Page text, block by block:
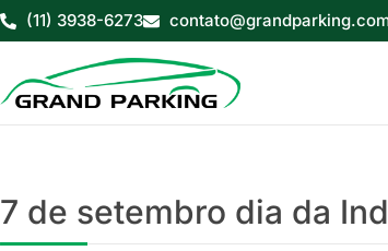
(11) 3938-6273
7 de setembro dia da